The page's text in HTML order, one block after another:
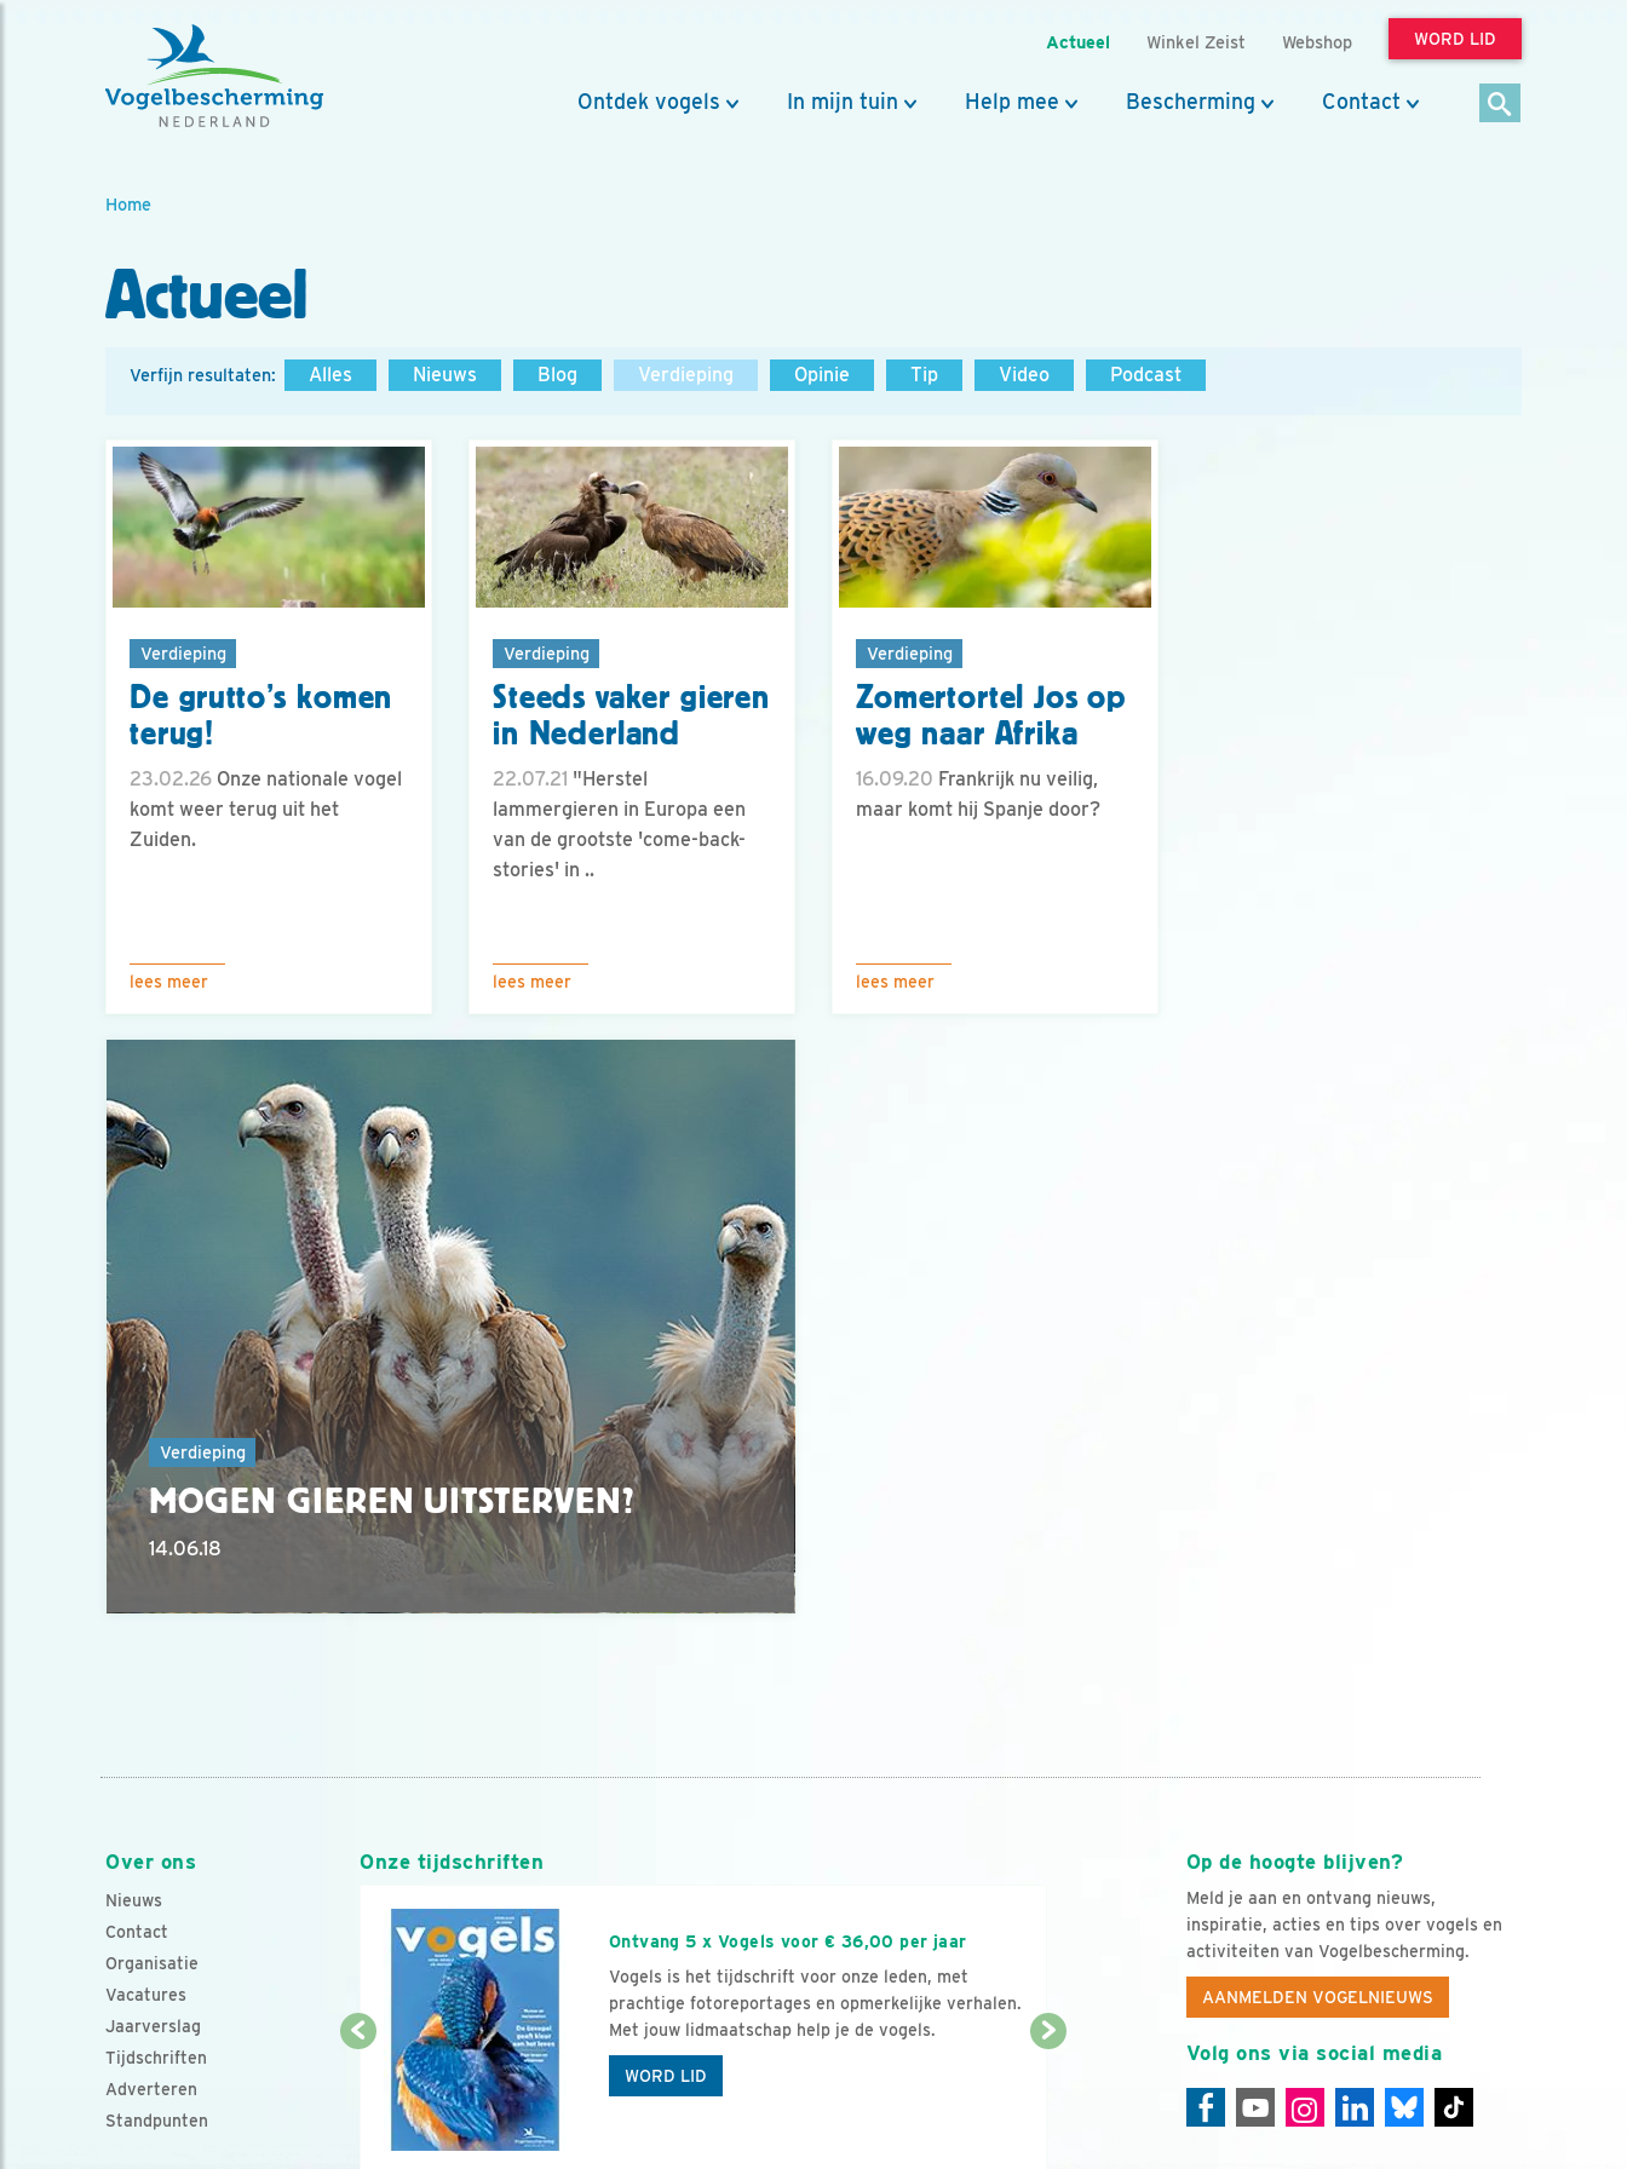
Actueel Winkel Zeist Webshop WORD LID
Ontdek vogels In mijn tuin Help mee Bescherming Contact
Home
Actueel
Verfijn resultaten: Alles Nieuws Blog Verdieping Opinie Tip Video Podcast
Verdieping
De grutto’s komen
terug!
23.02.26 Onze nationale vogel
komt weer terug uit het
Zuiden.
lees meer
Verdieping
Steeds vaker gieren
in Nederland
22.07.21 "Herstel
lammergieren in Europa een
van de grootste 'come-back-
stories' in ..
lees meer
Verdieping
Zomertortel Jos op
weg naar Afrika
16.09.20 Frankrijk nu veilig,
maar komt hij Spanje door?
lees meer
Verdieping
MOGEN GIEREN UITSTERVEN?
14.06.18
Over ons
Nieuws
Contact
Organisatie
Vacatures
Jaarverslag
Tijdschriften
Adverteren
Standpunten
Op de hoogte blijven?
Meld je aan en ontvang nieuws,
inspiratie, acties en tips over vogels en
activiteiten van Vogelbescherming.
AANMELDEN VOGELNIEUWS
Volg ons via social media
Onze tijdschriften
Ontvang 5 x Vogels voor € 36,00 per jaar
Vogels is het tijdschrift voor onze leden, met
prachtige fotoreportages en opmerkelijke verhalen.
Met jouw lidmaatschap help je de vogels.
WORD LID